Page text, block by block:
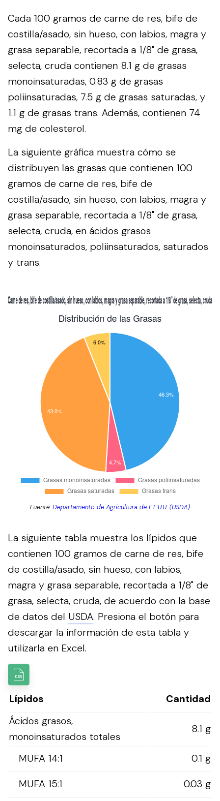
Cada 100 gramos de carne de res, bife de
costilla/asado, sin hueso, con labios, magra y
grasa separable, recortada a 1/8" de grasa,
selecta, cruda contienen 8.1 g de grasas
monoinsaturadas, 0.83 g de grasas
poliinsaturadas, 7.5 g de grasas saturadas, y
1.1 g de grasas trans. Además, contienen 74
mg de colesterol.
La siguiente gráfica muestra cómo se
distribuyen las grasas que contienen 100
gramos de carne de res, bife de
costilla/asado, sin hueso, con labios, magra y
grasa separable, recortada a 1/8" de grasa,
selecta, cruda, en ácidos grasos
monoinsaturados, poliinsaturados, saturados
y trans.
Fuente:Departamento de Agricultura de E.E.U.U. (USDA)
La siguiente tabla muestra los lípidos que
contienen 100 gramos de carne de res, bife
de costilla/asado, sin hueso, con labios,
magra y grasa separable, recortada a 1/8" de
grasa, selecta, cruda, de acuerdo con la base
de datos del USDA. Presiona el botón para
descargar la información de esta tabla y
utilizarla en Excel.
Lípidos
Cantidad
Ácidos grasos,
monoinsaturados totales
8.1 g
MUFA 14:1
0.1 g
MUFA 15:1
0.03 g